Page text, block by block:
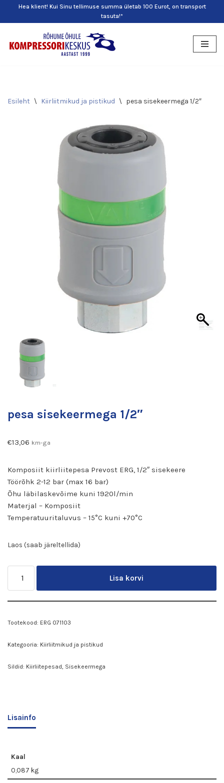
content
Hea klient! Kui Sinu tellimuse summa ületab 100 Eurot, on transport
tasuta!*
Esileht \ Kiirliitmikud ja pistikud \ pesa sisekeermega 1/2″
pesa sisekeermega 1/2″
€13,06 km-ga
Komposiit kiirliitepesa Prevost ERG, 1/2″ sisekeere
Töörõhk 2-12 bar (max 16 bar)
Õhu läbilaskevõime kuni 1920l/min
Materjal – Komposiit
Temperatuuritaluvus – 15°C kuni +70°C
Laos (saab järeltellida)
Lisa korvi
Tootekood: ERG 071103
Kategooria: Kiirliitmikud ja pistikud
Sildid: Kiirliitepesad, Sisekeermega
Lisainfo
Kaal
0,087 kg